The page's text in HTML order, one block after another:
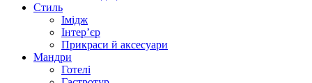
Стиль
Імідж
Інтер’єр
Прикраси й аксесуари
Мандри
Готелі